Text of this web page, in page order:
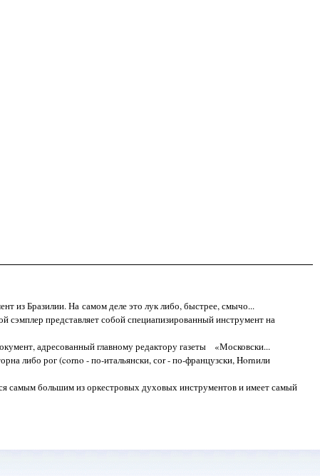
из Бразилии. На самом деле это лук либо, быстрее, смычо...
сэмплер представляет собой специапизированный инструмент на
адресованный главному редактору газеты «Московски...
либо рог (corno - по-итальянски, соr - по-французски, Hornили
самым большим из оркестровых духовых инструментов и имеет самый